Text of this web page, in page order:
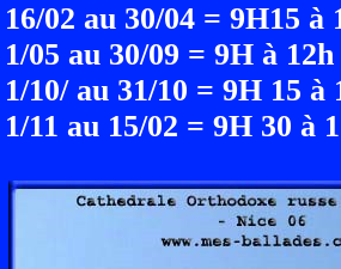
16/02 au 30/04 = 9H15
1/05 au 30/09 = 9H à
1/10/ au 31/10 = 9H 15
1/11 au 15/02 = 9H 30 à